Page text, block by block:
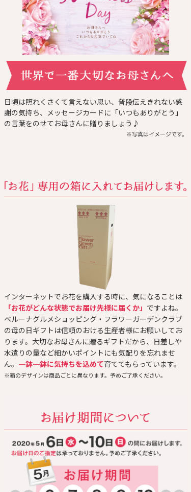
日頃は照れくさくて言えない思い、普段伝えきれない感
謝の気持ち、メッセージカードに「いつもありがとう」
の言葉をのせてお母さんに贈りましょう♪
※写真はイメージです。
インターネットでお花を購入する時に、気になることは
「お花がどんな状態でお届け先様に届くか」 ですよね。
ベルーナグルメショッピング・フラワーガーデンクラブ
の母の日ギフトは信頼のおける生産者様にお願いしてお
ります。大切なお母さんに贈るギフトだから、日差しや
水遣りの量など細かいポイントにも気配りを忘れませ
ん。 一鉢一鉢に気持ちを込めて育ててもらっています。
※箱のデザインは商品ごとに異なります。予めご了承ください。